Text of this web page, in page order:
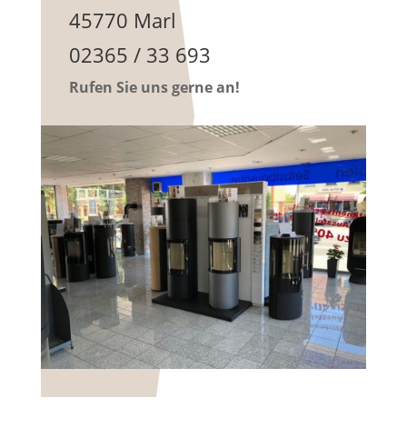
45770 Marl
02365 / 33 693
Rufen Sie uns gerne an!